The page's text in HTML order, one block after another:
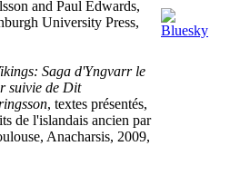
and Paul Edwards,
University Press,
Saga d'Yngvarr le
suivie de Dit
, textes présentés,
de l'islandais ancien par
Anacharsis, 2009,